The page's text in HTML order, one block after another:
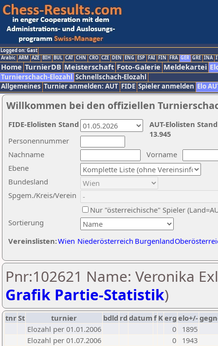
Logged on: Gast
Arabic ARM AZE BIH BUL CAT CHN CRO CZE DEN ENG ESP FAI FIN FRA GER GRE INA
Home TurnierDB Meisterschaft Foto-Galerie Meldekartei
Turnierschach-Elozahl Schnellschach-Elozahl
Allgemeines Turnier anmelden: AUT FIDE Spieler anmelden Elo
Willkommen bei den offiziellen
Nachname
Vorname
Ebene
Sortierung
Personennummer
Bundesland
Spgem./Kreis/Verein
Nur "österreichische" Spieler
Vereinslisten:Wien Niederösterreich Burgenland
AUT-Elolisten
13.945
FIDE-Elolisten Stand
Pnr:102621 Name: Veronika
Grafik Partie-Statistik)
tnrSt turnier bdld rd datumf Kerg elo+/-
Elozahl per 01.01.2006
0
1895
Elozahl per 01.07.2006
0
1943